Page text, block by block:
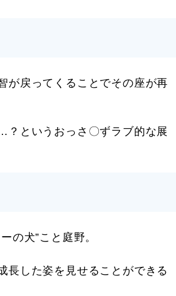
が戻ってくることでその座が再
？というおっさ〇ずラブ的な展
の犬”こと庭野。
長した姿を見せることができる